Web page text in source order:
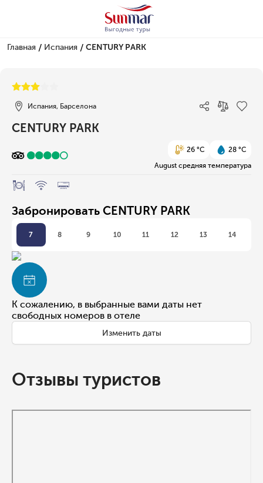
Главная / Испания / CENTURY PARK
Испания, Барселона
CENTURY PARK
26 °C
28 °C
August средняя температура
Забронировать CENTURY PARK
7 8 9 10 11 12 13 14
К сожалению, в выбранные вами даты нет
свободных номеров в отеле
Изменить даты
Отзывы туристов